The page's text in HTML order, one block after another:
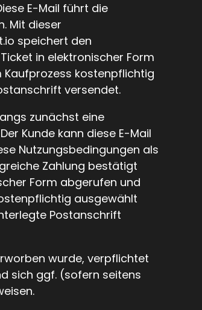
E-Mail führt die
Mit dieser
speichert den
in elektronischer Form
Kaufprozess kostenpflichtig
versendet.
zunächst eine
Kunde kann diese E-Mail
Nutzungsbedingungen als
Zahlung bestätigt
Form abgerufen und
ausgewählt
Postanschrift
wurde, verpflichtet
sich ggf. (sofern seitens